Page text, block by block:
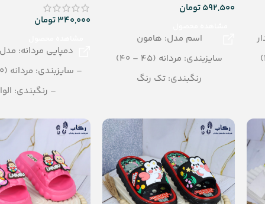
592,500تومان
اسم مدل: هامون
سایزبندی: مردانه (45 – 40)
رنگبندی: تک رنگ
تعداد در کارتن: 12 جفت
جنس: PU
340,000تومان
دمپایی مردانه:
– سایزبندی: مردانه (40 – 45)
– رنگبندی:
– جنس: eva soft